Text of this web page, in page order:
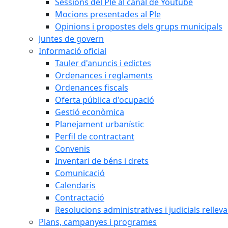
Mocions presentades al Ple
Opinions i propostes dels grups municipals
Juntes de govern
Informació oficial
Tauler d'anuncis i edictes
Ordenances i reglaments
Ordenances fiscals
Oferta pública d'ocupació
Gestió econòmica
Planejament urbanístic
Perfil de contractant
Convenis
Inventari de béns i drets
Comunicació
Calendaris
Contractació
Resolucions administratives i judicials
Plans, campanyes i programes